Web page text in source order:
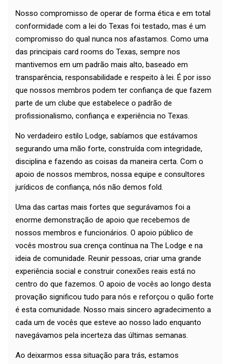
Nosso compromisso de operar de forma ética e em total
conformidade com a lei do Texas foi testado, mas é um
compromisso do qual nunca nos afastamos. Como uma
das principais card rooms do Texas, sempre nos
mantivemos em um padrão mais alto, baseado em
transparência, responsabilidade e respeito à lei. É por isso
que nossos membros podem ter confiança de que fazem
parte de um clube que estabelece o padrão de
profissionalismo, confiança e experiência no Texas.
No verdadeiro estilo Lodge, sabíamos que estávamos
segurando uma mão forte, construída com integridade,
disciplina e fazendo as coisas da maneira certa. Com o
apoio de nossos membros, nossa equipe e consultores
jurídicos de confiança, nós não demos fold.
Uma das cartas mais fortes que segurávamos foi a
enorme demonstração de apoio que recebemos de
nossos membros e funcionários. O apoio público de
vocês mostrou sua crença contínua na The Lodge e na
ideia de comunidade. Reunir pessoas, criar uma grande
experiência social e construir conexões reais está no
centro do que fazemos. O apoio de vocês ao longo desta
provação significou tudo para nós e reforçou o quão forte
é esta comunidade. Nosso mais sincero agradecimento a
cada um de vocês que esteve ao nosso lado enquanto
navegávamos pela incerteza das últimas semanas.
Ao deixarmos essa situação para trás, estamos